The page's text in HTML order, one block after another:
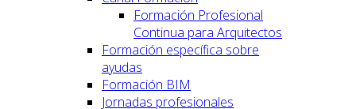
Formación Profesional
Continua para Arquitectos
Formación específica sobre
ayudas
Formación BIM
Jornadas profesionales